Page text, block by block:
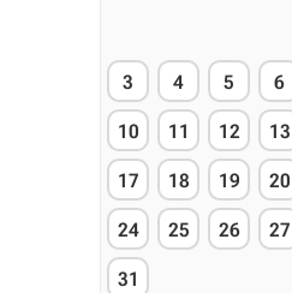
3 4 5 6
10 11 12 13
17 18 19 20
24 25 26 27
31